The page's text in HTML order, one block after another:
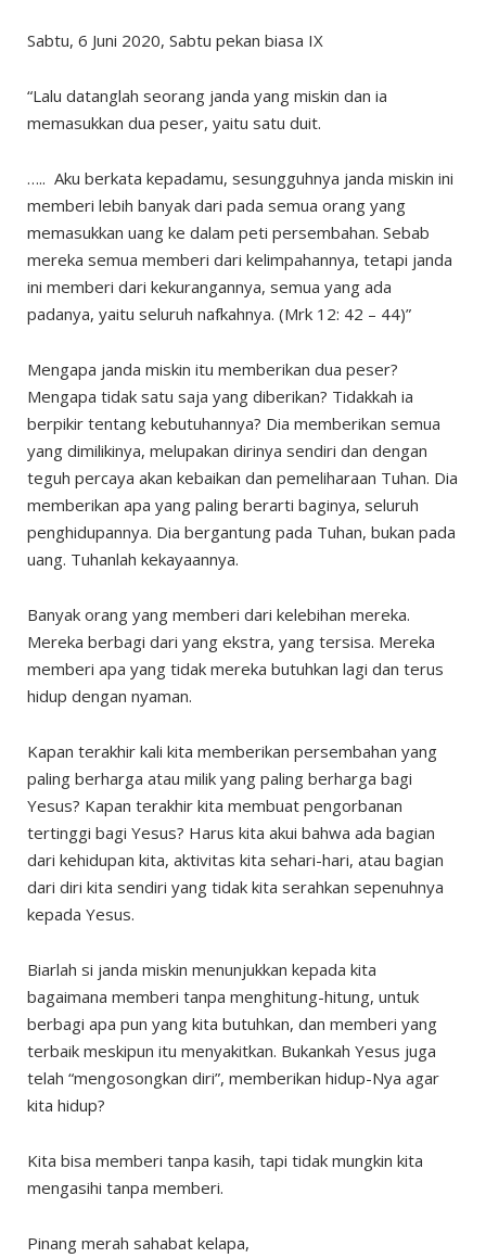
Sabtu, 6 Juni 2020, Sabtu pekan biasa IX
“Lalu datanglah seorang janda yang miskin dan ia
memasukkan dua peser, yaitu satu duit.
….. Aku berkata kepadamu, sesungguhnya janda miskin ini
memberi lebih banyak dari pada semua orang yang
memasukkan uang ke dalam peti persembahan. Sebab
mereka semua memberi dari kelimpahannya, tetapi janda
ini memberi dari kekurangannya, semua yang ada
padanya, yaitu seluruh nafkahnya. (Mrk 12: 42 – 44)”
Mengapa janda miskin itu memberikan dua peser?
Mengapa tidak satu saja yang diberikan? Tidakkah ia
berpikir tentang kebutuhannya? Dia memberikan semua
yang dimilikinya, melupakan dirinya sendiri dan dengan
teguh percaya akan kebaikan dan pemeliharaan Tuhan. Dia
memberikan apa yang paling berarti baginya, seluruh
penghidupannya. Dia bergantung pada Tuhan, bukan pada
uang. Tuhanlah kekayaannya.
Banyak orang yang memberi dari kelebihan mereka.
Mereka berbagi dari yang ekstra, yang tersisa. Mereka
memberi apa yang tidak mereka butuhkan lagi dan terus
hidup dengan nyaman.
Kapan terakhir kali kita memberikan persembahan yang
paling berharga atau milik yang paling berharga bagi
Yesus? Kapan terakhir kita membuat pengorbanan
tertinggi bagi Yesus? Harus kita akui bahwa ada bagian
dari kehidupan kita, aktivitas kita sehari-hari, atau bagian
dari diri kita sendiri yang tidak kita serahkan sepenuhnya
kepada Yesus.
Biarlah si janda miskin menunjukkan kepada kita
bagaimana memberi tanpa menghitung-hitung, untuk
berbagi apa pun yang kita butuhkan, dan memberi yang
terbaik meskipun itu menyakitkan. Bukankah Yesus juga
telah “mengosongkan diri”, memberikan hidup-Nya agar
kita hidup?
Kita bisa memberi tanpa kasih, tapi tidak mungkin kita
mengasihi tanpa memberi.
Pinang merah sahabat kelapa,